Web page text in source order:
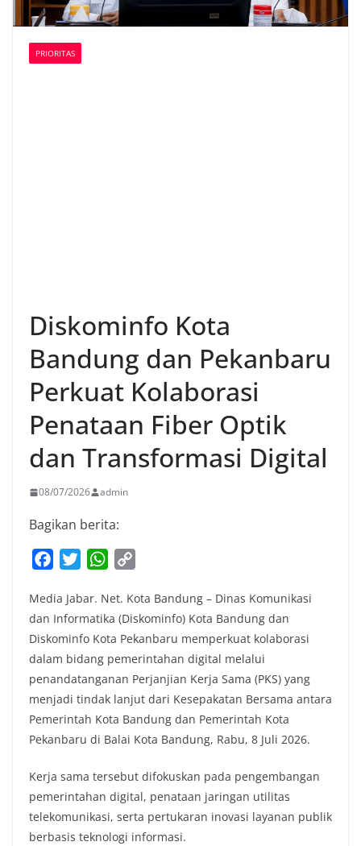
PRIORITAS
Diskominfo Kota
Bandung dan Pekanbaru
Perkuat Kolaborasi
Penataan Fiber Optik
dan Transformasi Digital
08/07/2026 admin
Bagikan berita:
c
e
b
o
o
k
i
t
t
e
r
W
a
t
s
A
p
p
p
y
L
i
n
k
Media Jabar. Net. Kota Bandung – Dinas Komunikasi
dan Informatika (Diskominfo) Kota Bandung dan
Diskominfo Kota Pekanbaru memperkuat kolaborasi
dalam bidang pemerintahan digital melalui
penandatanganan Perjanjian Kerja Sama (PKS) yang
menjadi tindak lanjut dari Kesepakatan Bersama antara
Pemerintah Kota Bandung dan Pemerintah Kota
Pekanbaru di Balai Kota Bandung, Rabu, 8 Juli 2026.
Kerja sama tersebut difokuskan pada pengembangan
pemerintahan digital, penataan jaringan utilitas
telekomunikasi, serta pertukaran inovasi layanan publik
berbasis teknologi informasi.